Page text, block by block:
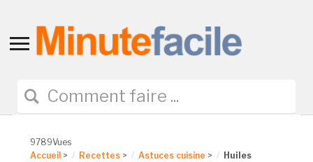
Toggle
navigation
9789Vues
Accueil > Recettes > Astuces cuisine >
Huiles